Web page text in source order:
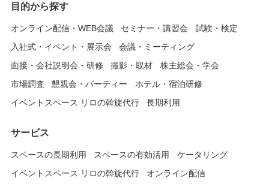
目的から探す
オンライン配信・WEB会議 セミナー・講習会
試験・検定
入社式・イベント・展示会
会議・ミーティング
面接・会社説明会・研修
撮影・取材
株主総会・学会
市場調査
懇親会・パーティー
ホテル・宿泊研修
イベントスペース リロの斡旋代行
長期利用
サービス
スペースの長期利用 スペースの有効活用
ケータリング
イベントスペース リロの斡旋代行
オンライン配信